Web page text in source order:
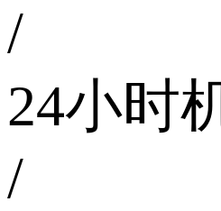
/
24小时
/